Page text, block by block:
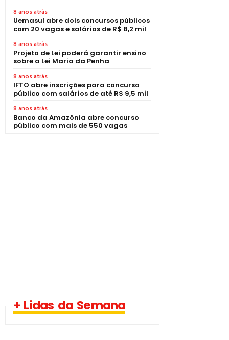
8 anos atrás
Uemasul abre dois concursos públicos
com 20 vagas e salários de R$ 8,2 mil
8 anos atrás
Projeto de Lei poderá garantir ensino
sobre a Lei Maria da Penha
8 anos atrás
IFTO abre inscrições para concurso
público com salários de até R$ 9,5 mil
8 anos atrás
Banco da Amazônia abre concurso
público com mais de 550 vagas
+ Lidas da Semana